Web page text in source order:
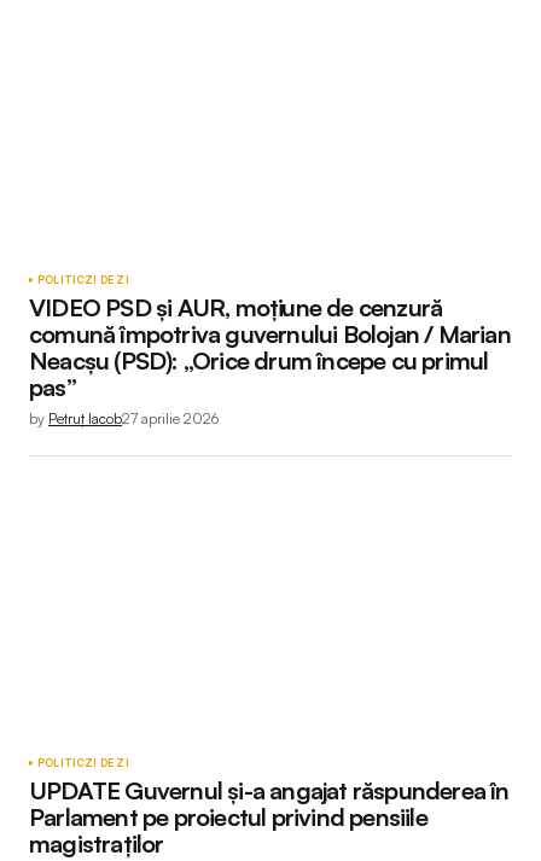
POLITICZI DE ZI
VIDEO PSD și AUR, moțiune de cenzură
comună împotriva guvernului Bolojan / Marian
Neacșu (PSD): „Orice drum începe cu primul
pas”
by Petruț Iacob27 aprilie 2026
POLITICZI DE ZI
UPDATE Guvernul și-a angajat răspunderea în
Parlament pe proiectul privind pensiile
magistraților